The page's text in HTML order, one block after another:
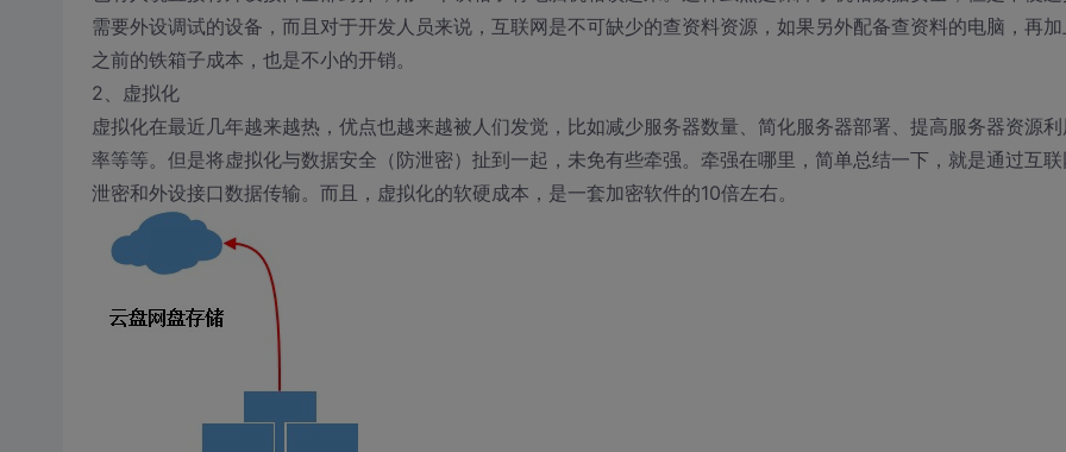
需要外设调试的设备，而且对于开发人员来说，互联网是不可缺少的查资料资源，如果另外配备查资料的电脑，再加
之前的铁箱子成本，也是不小的开销。
2、虚拟化
虚拟化在最近几年越来越热，优点也越来越被人们发觉，比如减少服务器数量、简化服务器部署、提高服务器资源利
率等等。但是将虚拟化与数据安全（防泄密）扯到一起，未免有些牵强。牵强在哪里，简单总结一下，就是通过互联
泄密和外设接口数据传输。而且，虚拟化的软硬成本，是一套加密软件的10倍左右。